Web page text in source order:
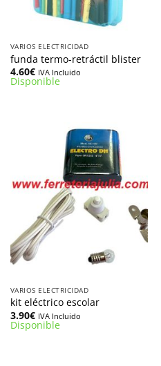
VARIOS ELECTRICIDAD
funda termo-retráctil blister
4.60€ IVA Incluido
Disponible
VARIOS ELECTRICIDAD
kit eléctrico escolar
3.90€ IVA Incluido
Disponible